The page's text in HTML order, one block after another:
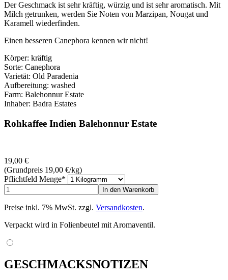
Der Geschmack ist sehr kräftig, würzig und ist sehr aromatisch. Mit
Milch getrunken, werden Sie Noten von Marzipan, Nougat und
Karamell wiederfinden.
Einen besseren Canephora kennen wir nicht!
Körper: kräftig
Sorte: Canephora
Varietät: Old Paradenia
Aufbereitung: washed
Farm: Balehonnur Estate
Inhaber: Badra Estates
Rohkaffee Indien Balehonnur Estate
19,00 €
(Grundpreis 19,00 €/kg)
Pflichtfeld Menge*
Preise inkl. 7% MwSt. zzgl. Versandkosten.
Verpackt wird in Folienbeutel mit Aromaventil.
GESCHMACKSNOTIZEN